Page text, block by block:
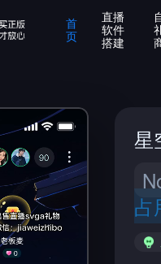
首
页
直播
软件
搭建
星